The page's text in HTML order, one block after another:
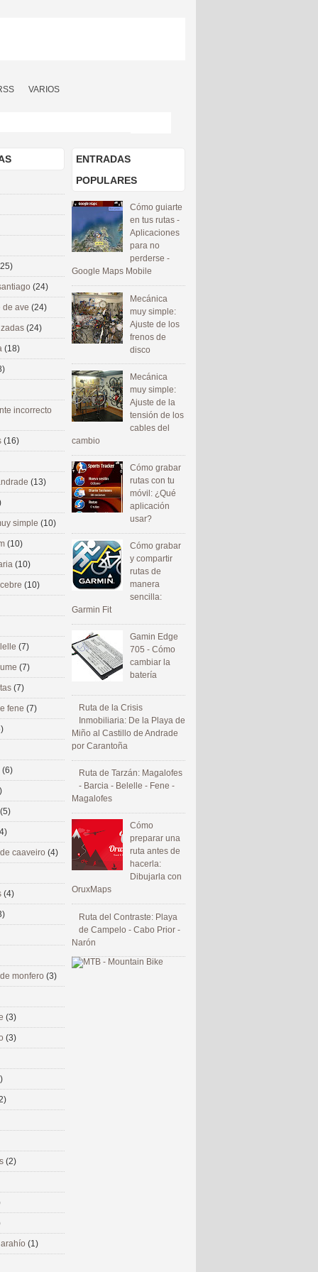
VARIOS
ENTRADAS
POPULARES
Cómo guiarte
en tus rutas -
Aplicaciones
para no
perderse -
Google Maps Mobile
Mecánica
muy simple:
Ajuste de los
frenos de
disco
Mecánica
muy simple:
Ajuste de la
tensión de los
cables del
cambio
Cómo grabar
rutas con tu
móvil: ¿Qué
aplicación
usar?
Cómo grabar
y compartir
rutas de
manera
sencilla:
Garmin Fit
Gamin Edge
705 - Cómo
cambiar la
batería
Ruta de la Crisis
Inmobiliaria: De la Playa de
Miño al Castillo de Andrade
por Carantoña
Ruta de Tarzán: Magalofes
- Barcia - Belelle - Fene -
Magalofes
Cómo
preparar una
ruta antes de
hacerla:
Dibujarla con
OruxMaps
Ruta del Contraste: Playa
de Campelo - Cabo Prior -
Narón
(24)
de ave (24)
(24)
(18)
incorrecto
(16)
(13)
simple (10)
(10)
(10)
(10)
(7)
(7)
(7)
fene (7)
(6)
(5)
caaveiro (4)
(4)
monfero (3)
(3)
(3)
(2)
(1)